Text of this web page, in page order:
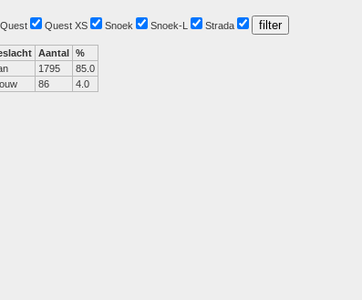
Quest Quest XS Snoek Snoek-L Strada
Aantal %
1795
85.0
86 4.0